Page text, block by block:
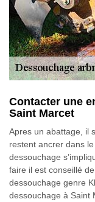
Contacter une
Saint Marcet
Apres un abattage, il
restent ancrer dans
dessouchage
faire il est conseillé
dessouchage genre
dessouchage à Saint